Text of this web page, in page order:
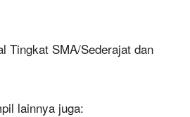
Tingkat SMA/Sederajat dan
lainnya juga: